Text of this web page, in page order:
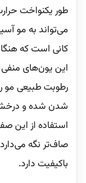
طور یکنواخت
می‌تواند به مو
کانی است که
این یون‌های
رطوبت طبیعی مو
شدن شده و
استفاده از این
صاف‌تر نگه
باکیفیت دارد.